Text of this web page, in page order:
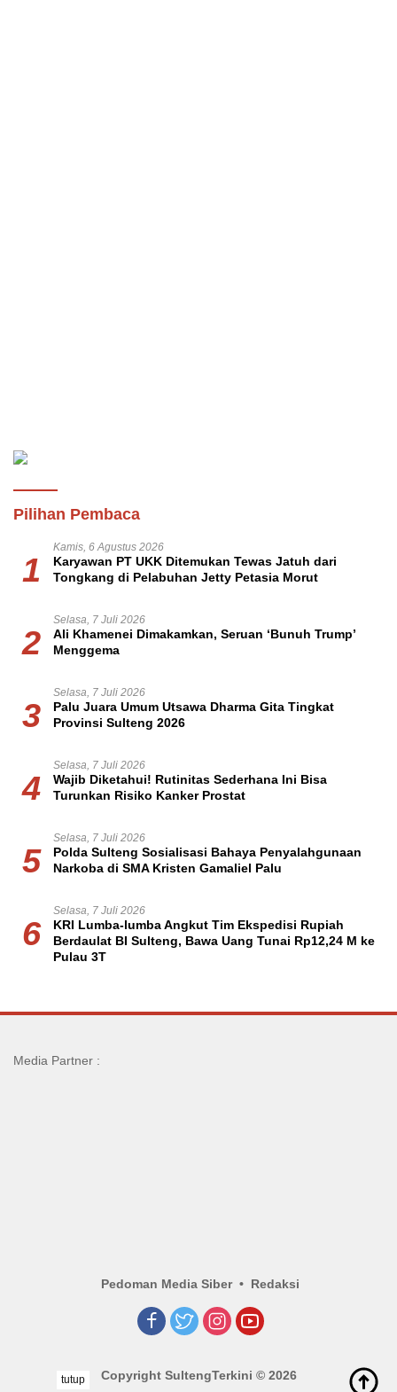
Pilihan Pembaca
1
Kamis, 6 Agustus 2026
Karyawan PT UKK Ditemukan Tewas Jatuh dari
Tongkang di Pelabuhan Jetty Petasia Morut
2
Selasa, 7 Juli 2026
Ali Khamenei Dimakamkan, Seruan ‘Bunuh Trump’
Menggema
3
Selasa, 7 Juli 2026
Palu Juara Umum Utsawa Dharma Gita Tingkat
Provinsi Sulteng 2026
4
Selasa, 7 Juli 2026
Wajib Diketahui! Rutinitas Sederhana Ini Bisa
Turunkan Risiko Kanker Prostat
5
Selasa, 7 Juli 2026
Polda Sulteng Sosialisasi Bahaya Penyalahgunaan
Narkoba di SMA Kristen Gamaliel Palu
6
Selasa, 7 Juli 2026
KRI Lumba-lumba Angkut Tim Ekspedisi Rupiah
Berdaulat BI Sulteng, Bawa Uang Tunai Rp12,24 M ke
Pulau 3T
Media Partner :
Pedoman Media Siber Redaksi
Copyright SultengTerkini © 2026
tutup